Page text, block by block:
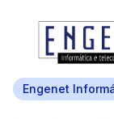
Engenet